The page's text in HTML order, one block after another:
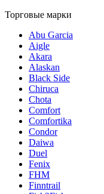
Торговые марки
Abu Garcia
Aigle
Akara
Alaskan
Black Side
Chiruca
Chota
Comfort
Comfortika
Condor
Daiwa
Duel
Fenix
FHM
Finntrail